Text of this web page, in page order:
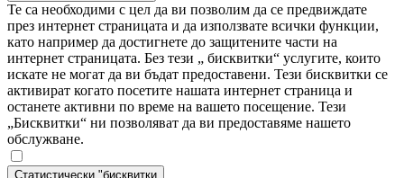
Те са необходими с цел да ви позволим да се предвиждате
през интернет страницата и да използвате всички функции,
като например да достигнете до защитените части на
интернет страницата. Без тези „ бисквитки“ услугите, които
искате не могат да ви бъдат предоставени. Тези бисквитки се
активират когато посетите нашата интернет страница и
останете активни по време на вашето посещение. Тези
„Бисквитки“ ни позволяват да ви предоставяме нашето
обслужване.
Статистически "бисквитки